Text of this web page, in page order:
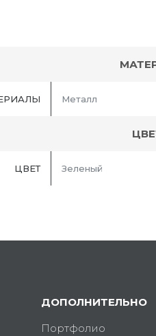
Металл
ЦВЕТ Зеленый
ДОПОЛНИТЕЛЬНО
Портфолио